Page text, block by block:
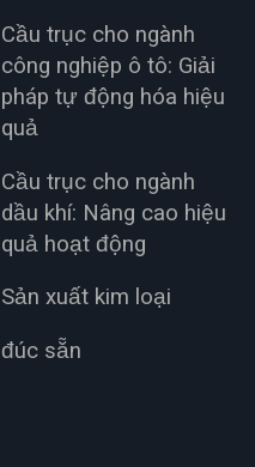
Cầu trục cho ngành
công nghiệp ô tô: Giải
pháp tự động hóa hiệu
quả
Cầu trục cho ngành
dầu khí: Nâng cao hiệu
quả hoạt động
Sản xuất kim loại
đúc sẵn